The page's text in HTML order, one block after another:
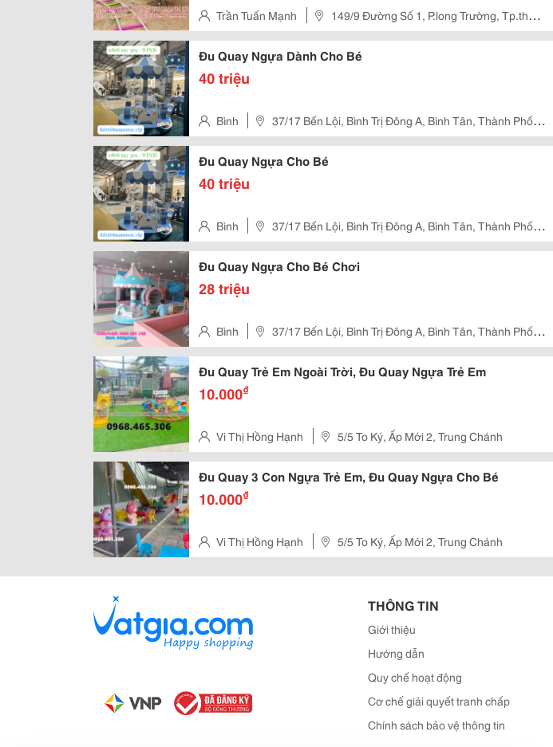
Trần Tuấn Mạnh
149/9 Đường Số 1, P.long Trường, Tp.thủ
Đức, Tp.hồ Chí Minh
Đu Quay Ngựa Dành Cho Bé
40 triệu
Bình
37/17 Bến Lội, Bình Trị Đông A, Bình Tân, Thành Phố
Hồ Chí Minh
Đu Quay Ngựa Cho Bé
40 triệu
Bình
37/17 Bến Lội, Bình Trị Đông A, Bình Tân, Thành Phố
Hồ Chí Minh
Đu Quay Ngựa Cho Bé Chơi
28 triệu
Bình
37/17 Bến Lội, Bình Trị Đông A, Bình Tân, Thành Phố
Hồ Chí Minh
Đu Quay Trẻ Em Ngoài Trời, Đu Quay Ngựa Trẻ Em
10.000₫
Vi Thị Hồng Hạnh 5/5 To Ký, Ấp Mới 2, Trung Chánh
Đu Quay 3 Con Ngựa Trẻ Em, Đu Quay Ngựa Cho Bé
10.000₫
Vi Thị Hồng Hạnh 5/5 To Ký, Ấp Mới 2, Trung Chánh
THÔNG TIN
Giới thiệu
Hướng dẫn
Quy chế hoạt động
Cơ chế giải quyết tranh chấp
Chính sách bảo vệ thông tin